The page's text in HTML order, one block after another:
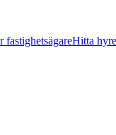
fastighetsägareHitta